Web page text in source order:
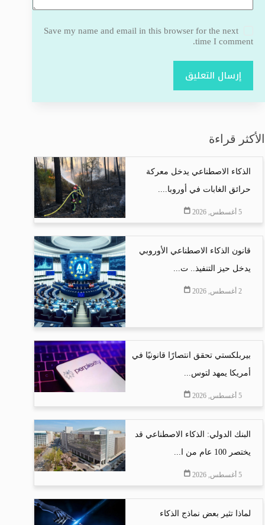
Save my name and email in this browser for the next
time I comment.
إرسال التعليق
الأكثر قراءة
الذكاء الاصطناعي يدخل معركة
حرائق الغابات في أوروبا....
5 أغسطس, 2026
قانون الذكاء الاصطناعي الأوروبي
يدخل حيز التنفيذ.. ت...
2 أغسطس, 2026
بيربلكستي تحقق انتصارًا قانونيًا في
أمريكا يمهد لتوس...
5 أغسطس, 2026
البنك الدولي: الذكاء الاصطناعي قد
يختصر 100 عام من ا...
5 أغسطس, 2026
لماذا تثير بعض نماذج الذكاء